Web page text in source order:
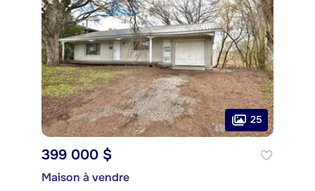
25
399 000 $
Maison à vendre